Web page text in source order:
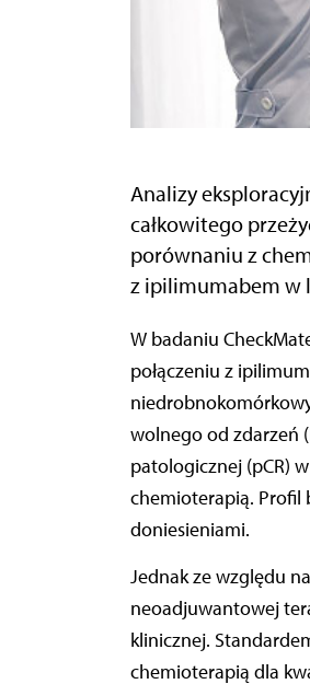
Analizy
całkowitego
porównaniu z
z ipilimumabem w
W badaniu CheckMate 816 oceniano skuteczność neoadjuwantowej terapii niwolumabem w
połączeniu z
wolnego od zdarzeń
patologicznej (pCR)
chemioterapią. Profil
doniesieniami.
Jednak ze względu
neoadjuwantowej
klinicznej.
chemioterapią dla